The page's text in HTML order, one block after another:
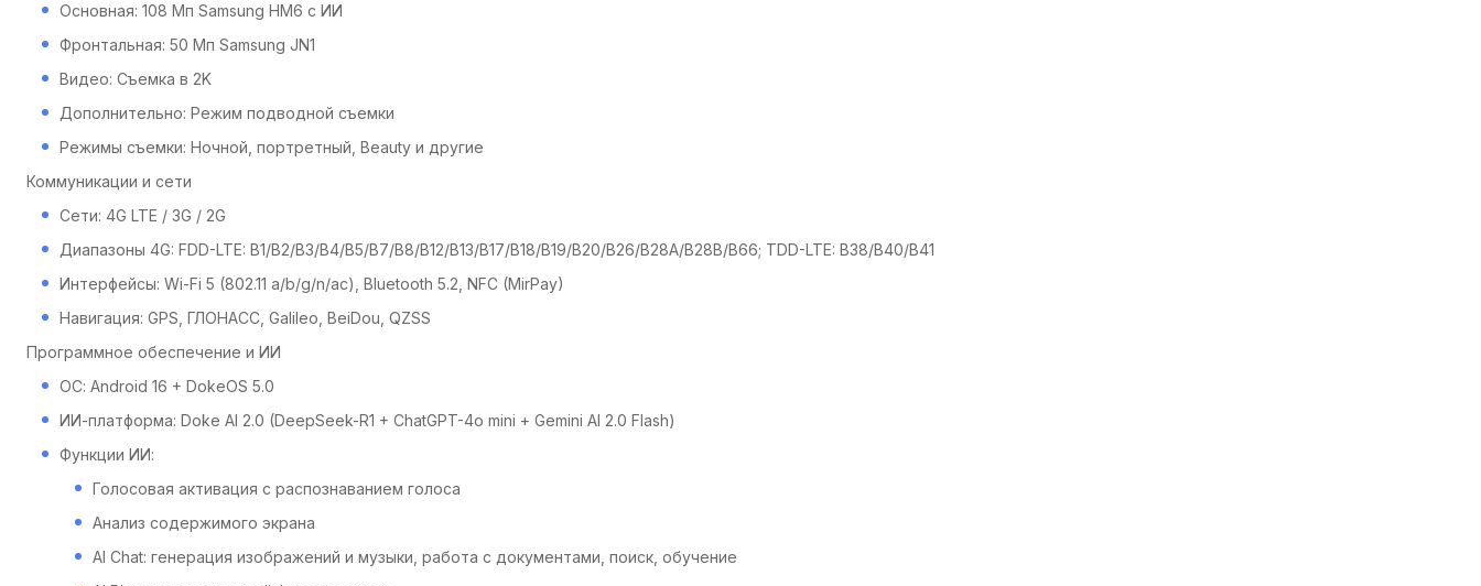
Основная: 108 Мп Samsung HM6 с ИИ
Фронтальная: 50 Мп Samsung JN1
Видео: Съемка в 2K
Дополнительно: Режим подводной съемки
Режимы съемки: Ночной, портретный, Beauty и другие
Коммуникации и сети
Сети: 4G LTE / 3G / 2G
Диапазоны 4G: FDD-LTE: B1/B2/B3/B4/B5/B7/B8/B12/B13/B17/B18/B19/B20/B26/B28A/B28B/B66; TDD-LTE: B38/B40/B41
Интерфейсы: Wi-Fi 5 (802.11 a/b/g/n/ac), Bluetooth 5.2, NFC (MirPay)
Навигация: GPS, ГЛОНАСС, Galileo, BeiDou, QZSS
Программное обеспечение и ИИ
ОС: Android 16 + DokeOS 5.0
ИИ-платформа: Doke AI 2.0 (DeepSeek-R1 + ChatGPT-4o mini + Gemini AI 2.0 Flash)
Функции ИИ:
Голосовая активация с распознаванием голоса
Анализ содержимого экрана
AI Chat: генерация изображений и музыки, работа с документами, поиск, обучение